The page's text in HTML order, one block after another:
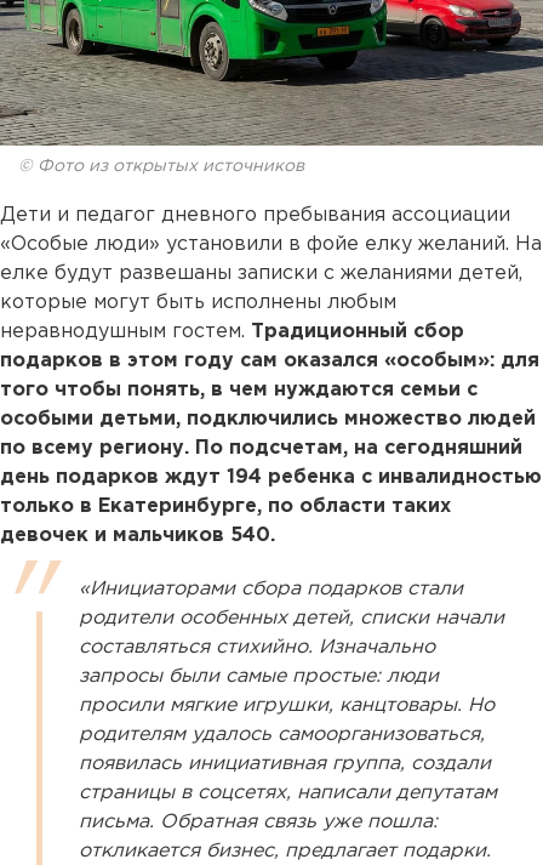
© Фото из открытых источников
Дети и педагог дневного пребывания ассоциации
«Особые люди» установили в фойе елку желаний. На
елке будут развешаны записки с желаниями детей,
которые могут быть исполнены любым
неравнодушным гостем. Традиционный сбор
подарков в этом году сам оказался «особым»: для
того чтобы понять, в чем нуждаются семьи с
особыми детьми, подключились множество людей
по всему региону. По подсчетам, на сегодняшний
день подарков ждут 194 ребенка с инвалидностью
только в Екатеринбурге, по области таких
девочек и мальчиков 540.
«Инициаторами сбора подарков стали
родители особенных детей, списки начали
составляться стихийно. Изначально
запросы были самые простые: люди
просили мягкие игрушки, канцтовары. Но
родителям удалось самоорганизоваться,
появилась инициативная группа, создали
страницы в соцсетях, написали депутатам
письма. Обратная связь уже пошла:
откликается бизнес, предлагает подарки.